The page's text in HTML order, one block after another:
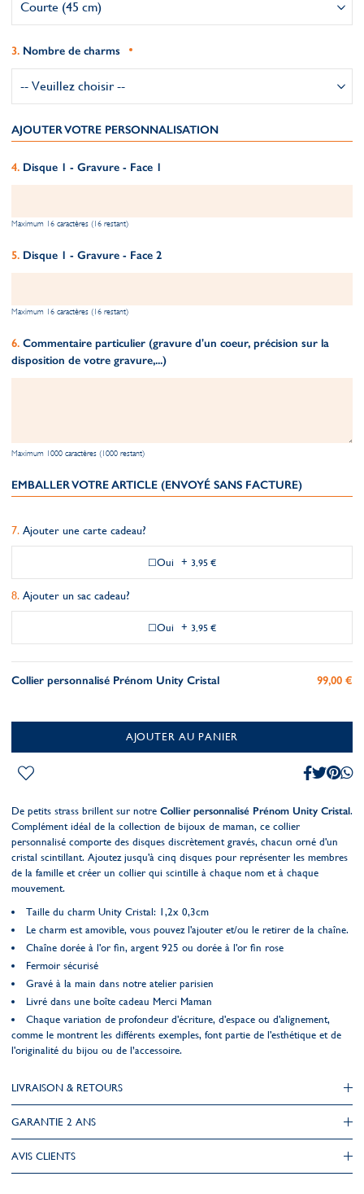
Nombre de charms
AJOUTER VOTRE PERSONNALISATION
Disque 1 - Gravure - Face 1
Maximum 16 caractères (16 restant)
Disque 1 - Gravure - Face 2
Maximum 16 caractères (16 restant)
Commentaire particulier (gravure d'un coeur, précision sur la
disposition de votre gravure,...)
Maximum 1000 caractères (1000 restant)
EMBALLER VOTRE ARTICLE (ENVOYÉ SANS FACTURE)
Ajouter une carte cadeau?
Oui + 3,95 €
Ajouter un sac cadeau?
Oui + 3,95 €
Collier personnalisé Prénom Unity Cristal 99,00 €
AJOUTER AU PANIER
De petits strass brillent sur notre Collier personnalisé Prénom Unity Cristal.
Complément idéal de la collection de bijoux de maman, ce collier
personnalisé comporte des disques discrètement gravés, chacun orné d'un
cristal scintillant. Ajoutez jusqu'à cinq disques pour représenter les membres
de la famille et créer un collier qui scintille à chaque nom et à chaque
mouvement.
Taille du charm Unity Cristal: 1,2x 0,3cm
Le charm est amovible, vous pouvez l'ajouter et/ou le retirer de la chaîne.
Chaîne dorée à l'or fin, argent 925 ou dorée à l'or fin rose
Fermoir sécurisé
Gravé à la main dans notre atelier parisien
Livré dans une boîte cadeau Merci Maman
Chaque variation de profondeur d'écriture, d'espace ou d'alignement,
comme le montrent les différents exemples, font partie de l'esthétique et de
l'originalité du bijou ou de l’accessoire.
LIVRAISON & RETOURS
GARANTIE 2 ANS
AVIS CLIENTS